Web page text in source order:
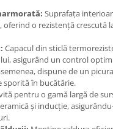
Suprafața
o rezistență crescută
Capacul din sticlă
asigurând un control
dispune de un
sporită în bucătărie.
pentru o gamă largă de
și inducție,